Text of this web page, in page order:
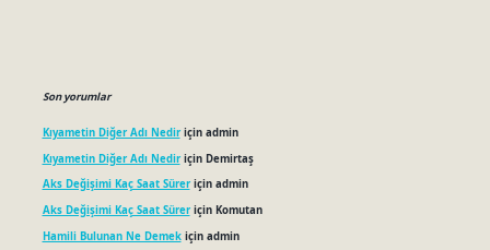
Son yorumlar
Kıyametin Diğer Adı Nediriçin admin
Kıyametin Diğer Adı Nediriçin Demirtaş
Aks Değişimi Kaç Saat Süreriçin admin
Aks Değişimi Kaç Saat Süreriçin Komutan
Hamili Bulunan Ne Demekiçin admin